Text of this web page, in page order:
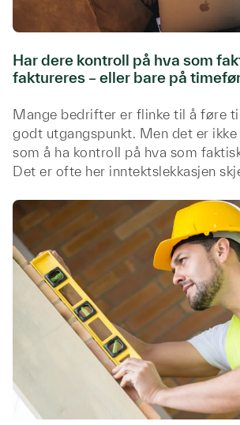
Har dere kontroll på hva som
faktureres – eller bare på
Mange bedrifter er flinke til å føre
godt utgangspunkt. Men det er
som å ha kontroll på hva som
Det er ofte her inntektslekkasjen